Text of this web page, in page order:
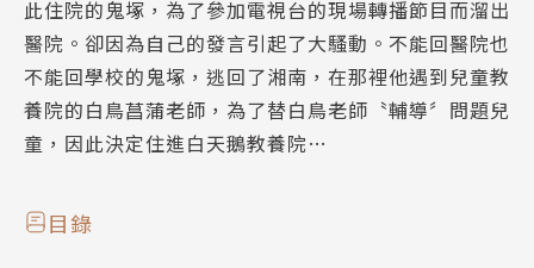
此住院的鬼塚，為了參加電視台的現場轉播節目而溜出
醫院。卻因為自己的發言引起了大騷動。不能回醫院也
不能回學校的鬼塚，逃回了湘南，在那裡他遇到兒童教
養院的白鳥菖蒲老師，為了替白鳥老師〝輔導〞問題兒
童，因此決定住進白天鵝教養院…
目錄